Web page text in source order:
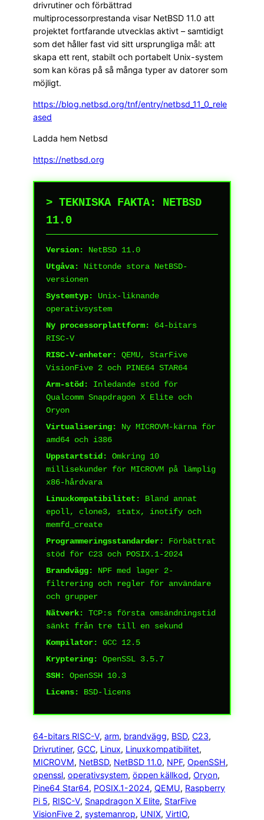
drivrutiner och förbättrad
multiprocessorprestanda visar NetBSD 11.0 att
projektet fortfarande utvecklas aktivt – samtidigt
som det håller fast vid sitt ursprungliga mål: att
skapa ett rent, stabilt och portabelt Unix-system
som kan köras på så många typer av datorer som
möjligt.
https://blog.netbsd.org/tnf/entry/netbsd_11_0_rele
ased
Ladda hem Netbsd
https://netbsd.org
> TEKNISKA FAKTA: NETBSD
11.0
Version:
NetBSD 11.0
Utgåva:
Nittonde stora NetBSD-
versionen
Systemtyp:
Unix-liknande
operativsystem
Ny processorplattform:
64-bitars
RISC-V
RISC-V-enheter:
QEMU, StarFive
VisionFive 2 och PINE64 STAR64
Arm-stöd:
Inledande stöd för
Qualcomm Snapdragon X Elite och
Oryon
Virtualisering:
Ny MICROVM-kärna för
amd64 och i386
Uppstartstid:
Omkring 10
millisekunder för MICROVM på lämplig
x86-hårdvara
Linuxkompatibilitet:
Bland annat
epoll, clone3, statx, inotify och
memfd_create
Programmeringsstandarder:
Förbättrat
stöd för C23 och POSIX.1-2024
Brandvägg:
NPF med lager 2-
filtrering och regler för användare
och grupper
Nätverk:
TCP:s första omsändningstid
sänkt från tre till en sekund
Kompilator:
GCC 12.5
Kryptering:
OpenSSL 3.5.7
SSH:
OpenSSH 10.3
Licens:
BSD-licens
64-bitars RISC-V, arm, brandvägg, BSD, C23
Drivrutiner, GCC, Linux, Linuxkompatibilitet
MICROVM, NetBSD, NetBSD 11.0, NPF, OpenSSH
openssl, operativsystem, öppen källkod, Oryon
Pine64 Star64, POSIX.1-2024, QEMU, Raspberry
Pi 5, RISC-V, Snapdragon X Elite, StarFive
VisionFive 2, systemanrop, UNIX, VirtIO